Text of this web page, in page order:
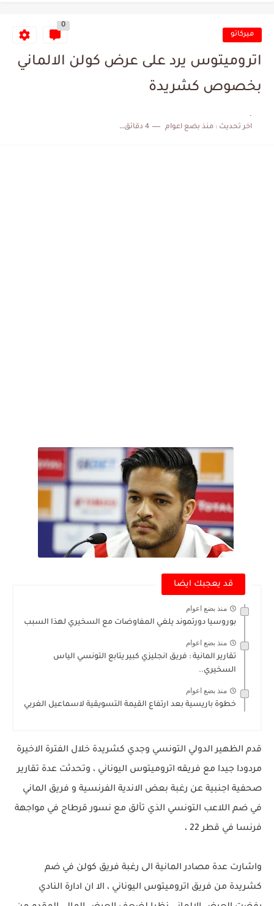
البرنامج الكامل لنهائي البطولة بين الاتحاد المنستيري والنادي الإفريقي ميركاتو
0
اتروميتوس يرد على عرض كولن الالماني
بخصوص كشريدة
.
اخر تحديث :منذ بضع اعوام 4 دقائق للقراءة
قد يعجبك ايضا
منذ بضع اعوام
بوروسيا دورتموند يلغي المفاوضات مع السخيري لهذا السبب
منذ بضع اعوام
تقارير المانية : فريق انجليزي كبير يتابع التونسي الياس
السخيري..
منذ بضع اعوام
خطوة باريسية بعد ارتفاع القيمة التسويقية لاسماعيل الغربي
قدم الظهير الدولي التونسي وجدي كشريدة خلال الفترة الاخيرة
مردودا جيدا مع فريقه اتروميتوس اليوناني ، وتحدثت عدة تقارير
صحفية اجنبية عن رغبة بعض الاندية الفرنسية و فريق الماني
في ضم اللاعب التونسي الذي تألق مع نسور قرطاج في مواجهة
فرنسا في قطر 22 ،
واشارت عدة مصادر المانية الى رغبة فريق كولن في ضم
كشريدة من فريق اتروميتوس اليوناني ، الا ان ادارة النادي